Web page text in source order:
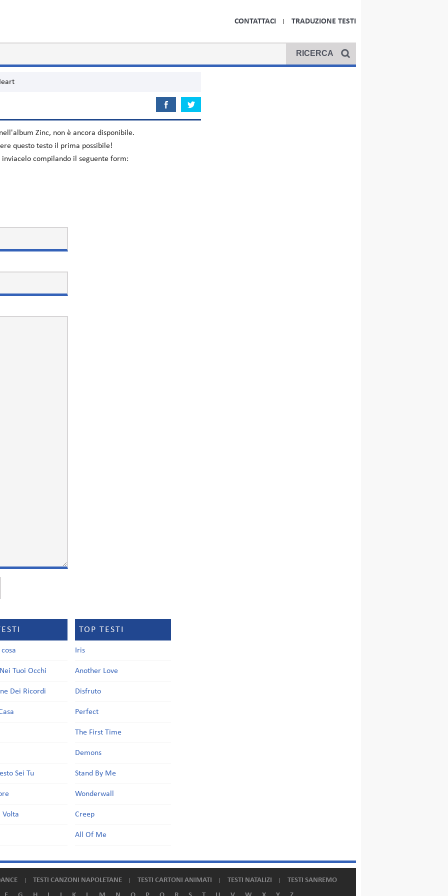
CONTATTACI TRADUZIONE TESTI
Zinc, non è ancora disponibile.
questo testo il prima possibile!
compilando il seguente form:
Tuoi Occhi
Dei Ricordi
Sei Tu
Volta
TOP TESTI
Iris
Another Love
Disfruto
Perfect
The First Time
Demons
Stand By Me
Wonderwall
Creep
All Of Me
TESTI CANZONI NAPOLETANE TESTI CARTONI ANIMATI TESTI NATALIZI
TESTI SANREMO